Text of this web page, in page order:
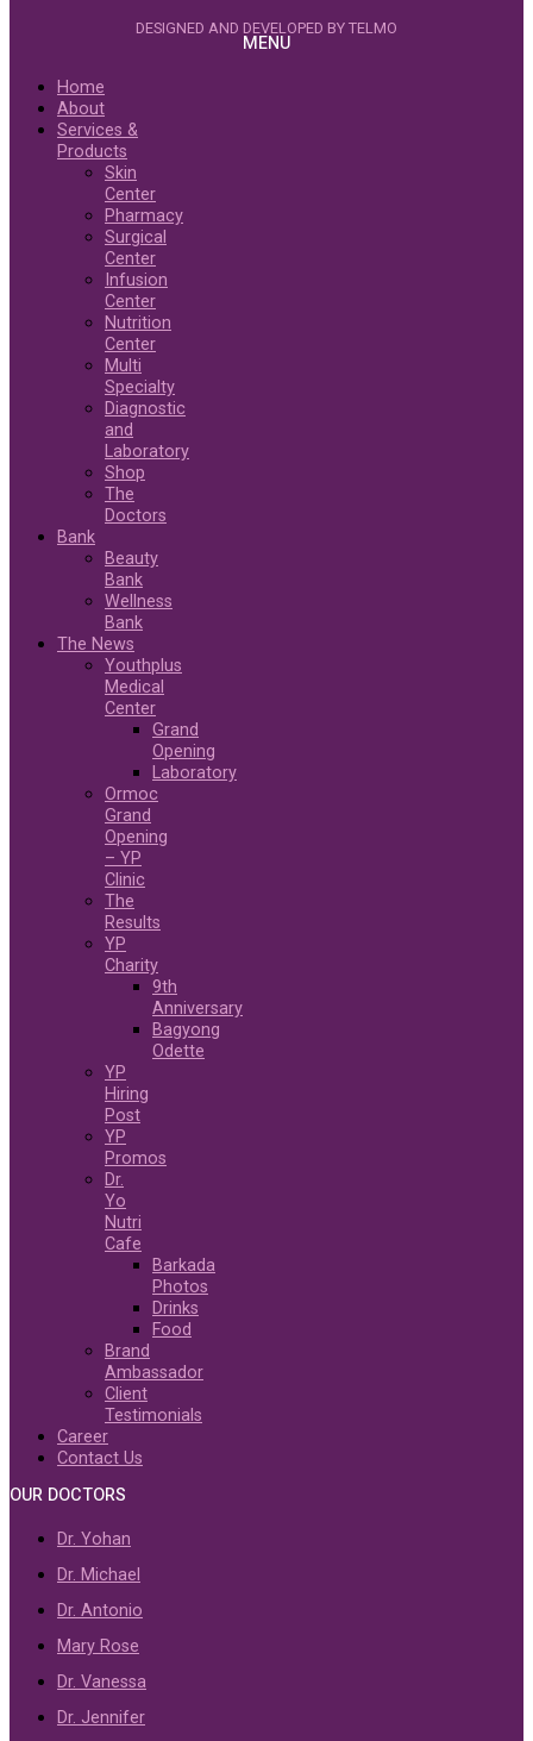
DESIGNED AND DEVELOPED BY TELMO
MENU
Home
About
Services &
Products
Skin
Center
Pharmacy
Surgical
Center
Infusion
Center
Nutrition
Center
Multi
Specialty
Diagnostic
and
Laboratory
Shop
The
Doctors
Bank
Beauty
Bank
Wellness
Bank
The News
Youthplus
Medical
Center
Grand
Opening
Laboratory
Ormoc
Grand
Opening
– YP
Clinic
The
Results
YP
Charity
9th
Anniversary
Bagyong
Odette
YP
Hiring
Post
YP
Promos
Dr.
Yo
Nutri
Cafe
Barkada
Photos
Drinks
Food
Brand
Ambassador
Client
Testimonials
Career
Contact Us
OUR DOCTORS
Dr. Yohan
Dr. Michael
Dr. Antonio
Mary Rose
Dr. Vanessa
Dr. Jennifer